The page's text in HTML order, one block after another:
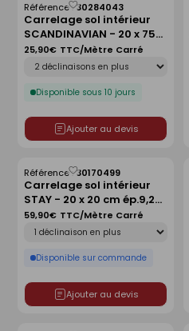
Carrelage sol intérieur
SCANDINAVIAN - 20 x 75
cm ép.8,3 mm - haya
Référence :30284043
Disponible sous 10 jours
25,90€ TTC/Mètre Carré
Ajouter au devis
Enregistrer
comme
liste
Carrelage sol intérieur
STAY - 20 x 20 cm ép.9,2
mm - isla green mix
Référence :30170499
Disponible sur commande
59,90€ TTC/Mètre Carré
Ajouter au devis
Enregistrer
comme
liste